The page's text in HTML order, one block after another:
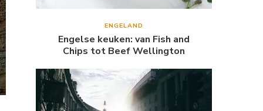
ENGELAND
Engelse keuken: van Fish and
Chips tot Beef Wellington